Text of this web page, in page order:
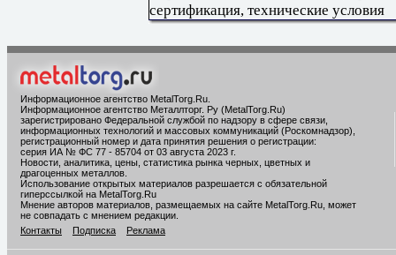
сертификация, технические условия
Информационное агентство MetalTorg.Ru
Информационное агентство Металлторг. Ру (MetalTorg.Ru)
зарегистрировано Федеральной службой по надзору в сфере связи,
информационных технологий и массовых коммуникаций (Роскомнадзор),
регистрационный номер и дата принятия решения о регистрации:
серия ИА № ФС 77 - 85704 от 03 августа 2023 г.
Новости, аналитика, цены, статистика рынка черных, цветных и
драгоценных металлов.
Использование открытых материалов разрешается с обязательной
гиперссылкой на MetalTorg.Ru
Мнение авторов материалов, размещаемых на сайте MetalTorg.Ru, может
не совпадать с мнением редакции.
Контакты
Подписка Реклама